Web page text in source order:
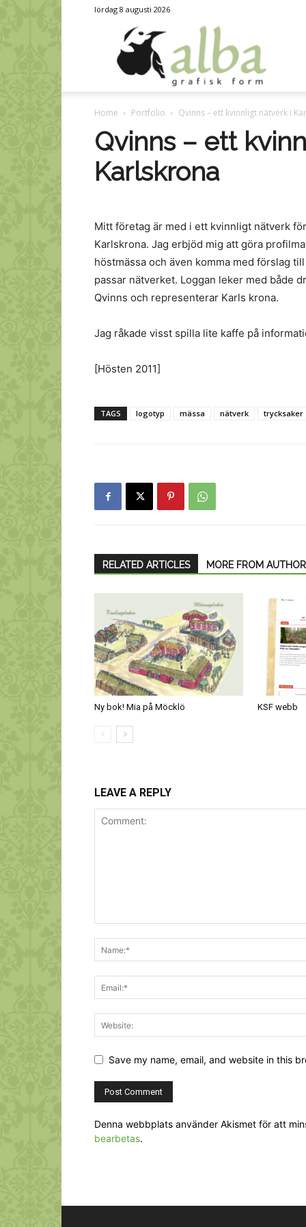
lördag 8 augusti 2026
Home Portfolio Qvinns – ett kvinnligt nätverk i
Qvinns – ett
Karlskrona
Mitt företag är med i ett kvinnligt nätverk
Karlskrona. Jag erbjöd mig att göra
höstmässa och även komma med förslag
passar nätverket. Loggan leker med både
Qvinns och representerar Karls krona.
Jag råkade visst spilla lite kaffe på
[Hösten 2011]
TAGS logotyp mässa nätverk trycksaker
RELATED ARTICLES MORE FROM AUTHOR
Ny bok! Mia på Möcklö KSF webb
LEAVE A REPLY
Save my name, email, and website in this
Denna webbplats använder Akismet för att
bearbetas.